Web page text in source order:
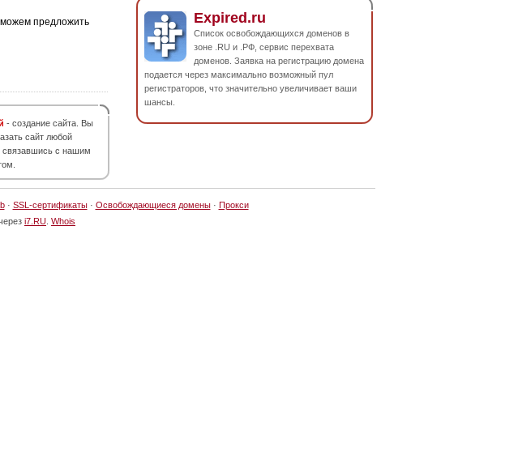
предложить
- создание сайта. Вы
сайт любой
связавшись с нашим
Expired.ru
Список освобождающихся доменов в
зоне .RU и .РФ, сервис перехвата
доменов. Заявка на регистрацию домена
подается через максимально возможный пул
регистраторов, что значительно увеличивает ваши
шансы.
· SSL-сертификаты· Освобождающиеся домены· Прокси
i7.RU Whois